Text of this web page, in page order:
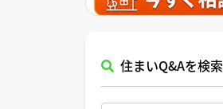
住まいQ&Aを検索